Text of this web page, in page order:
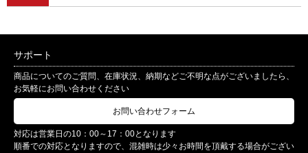
サポート
商品についてのご質問、在庫状況、納期などご不明な点がございましたら、
お気軽にお問い合わせください
お問い合わせフォーム
対応は営業日の10：00～17：00となります
順番での対応となりますので、混雑時は少々お時間を頂戴する場合がござい